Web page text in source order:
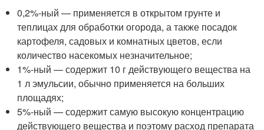
0,2%-ный — применяется в открытом грунте и
теплицах для обработки огорода, а также посадок
картофеля, садовых и комнатных цветов, если
количество насекомых незначительное;
1%-ный — содержит 10 г действующего вещества на
1 л эмульсии, обычно применяется на больших
площадях;
5%-ный — содержит самую высокую концентрацию
действующего вещества и поэтому расход препарата